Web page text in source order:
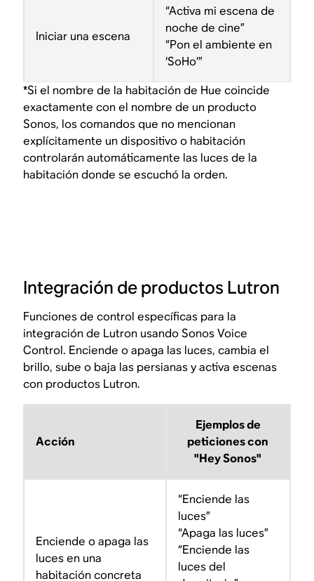
Iniciar una escena
“Activa mi escena de
noche de cine”
“Pon el ambiente en
‘SoHo’”
*Si el nombre de la habitación de Hue coincide
exactamente con el nombre de un producto
Sonos, los comandos que no mencionan
explícitamente un dispositivo o habitación
controlarán automáticamente las luces de la
habitación donde se escuchó la orden.
Integración de productos Lutron
Funciones de control específicas para la
integración de Lutron usando Sonos Voice
Control. Enciende o apaga las luces, cambia el
brillo, sube o baja las persianas y activa escenas
con productos Lutron.
Acción
Ejemplos de
peticiones con
"Hey Sonos"
Enciende o apaga las
luces en una
habitación concreta
“Enciende las
luces”
“Apaga las luces”
“Enciende las
luces del